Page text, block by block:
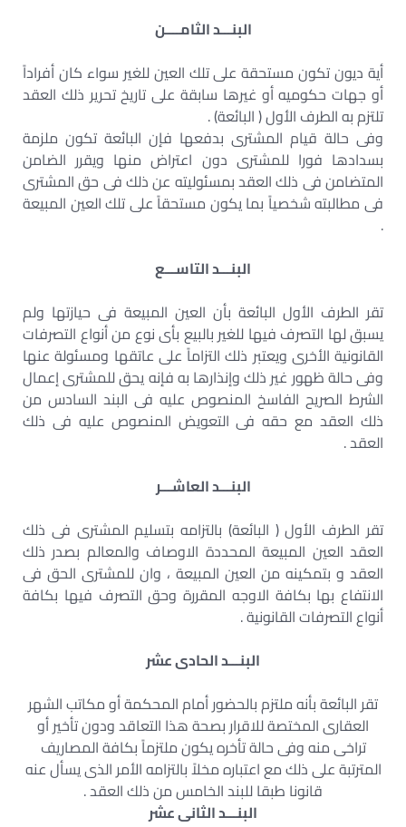
البنـــد الثامــــن
أية ديون تكون مستحقة على تلك العين للغير سواء كان أفراداً
أو جهات حكوميه أو غيرها سابقة على تاريخ تحرير ذلك العقد
تلتزم به الطرف الأول ( البائعة) .
وفى حالة قيام المشترى بدفعها فإن البائعة تكون ملزمة
بسدادها فورا للمشترى دون اعتراض منها ويقرر الضامن
المتضامن فى ذلك العقد بمسئوليته عن ذلك فى حق المشترى
فى مطالبته شخصياً بما يكون مستحقاً على تلك العين المبيعة
.
البنـــد التاســـع
تقر الطرف الأول البائعة بأن العين المبيعة فى حيازتها ولم
يسبق لها التصرف فيها للغير بالبيع بأى نوع من أنواع التصرفات
القانونية الأخرى ويعتبر ذلك التزاماً على عاتقها ومسئولة عنها
وفى حالة ظهور غير ذلك وإنذارها به فإنه يحق للمشترى إعمال
الشرط الصريح الفاسخ المنصوص عليه فى البند السادس من
ذلك العقد مع حقه فى التعويض المنصوص عليه فى ذلك
العقد .
البنـــد العاشـــر
تقر الطرف الأول ( البائعة) بالتزامه بتسليم المشترى فى ذلك
العقد العين المبيعة المحددة الاوصاف والمعالم بصدر ذلك
العقد و بتمكينه من العين المبيعة ، وان للمشترى الحق فى
الانتفاع بها بكافة الاوجه المقررة وحق التصرف فيها بكافة
أنواع التصرفات القانونية .
البنـــد الحادى عشر
تقر البائعة بأنه ملتزم بالحضور أمام المحكمة أو مكاتب الشهر
العقارى المختصة للاقرار بصحة هذا التعاقد ودون تأخير أو
تراخى منه وفى حالة تأخره يكون ملتزماً بكافة المصاريف
المترتبة على ذلك مع اعتباره مخلاً بالتزامه الأمر الذى يسأل عنه
قانونا طبقا للبند الخامس من ذلك العقد .
البنـــد الثانى عشر